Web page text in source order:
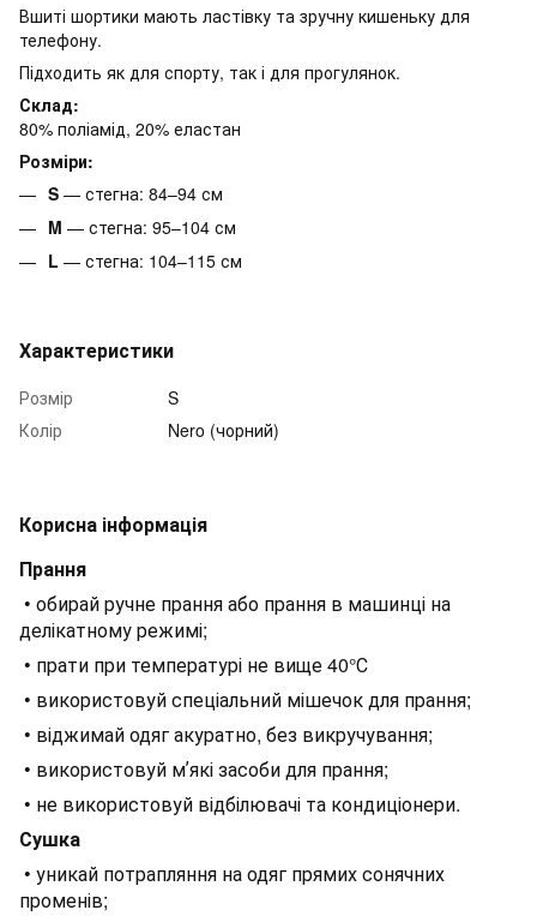
Вшиті шортики мають ластівку та зручну кишеньку для
телефону.
Підходить як для спорту, так і для прогулянок.
Склад:
80% поліамід, 20% еластан
Розміри:
S — стегна: 84–94 см
M — стегна: 95–104 см
L — стегна: 104–115 см
Характеристики
Розмір
S
Колір
Nero (чорний)
Корисна інформація
Прання
• обирай ручне прання або прання в машинці на
делікатному режимі;
• прати при температурі не вище 40°С
• використовуй спеціальний мішечок для прання;
• віджимай одяг акуратно, без викручування;
• використовуй мʼякі засоби для прання;
• не використовуй відбілювачі та кондиціонери.
Сушка
• уникай потрапляння на одяг прямих сонячних
променів;